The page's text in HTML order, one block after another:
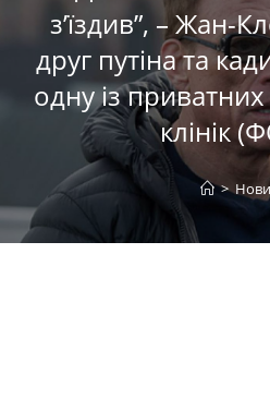
з’їздив”, – Жан-
друг путіна та
одну із
клінік
>